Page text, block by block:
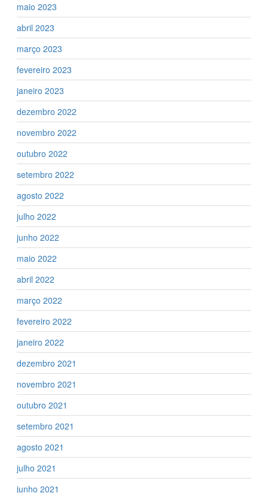
maio 2023
abril 2023
março 2023
fevereiro 2023
janeiro 2023
dezembro 2022
novembro 2022
outubro 2022
setembro 2022
agosto 2022
julho 2022
junho 2022
maio 2022
abril 2022
março 2022
fevereiro 2022
janeiro 2022
dezembro 2021
novembro 2021
outubro 2021
setembro 2021
agosto 2021
julho 2021
junho 2021